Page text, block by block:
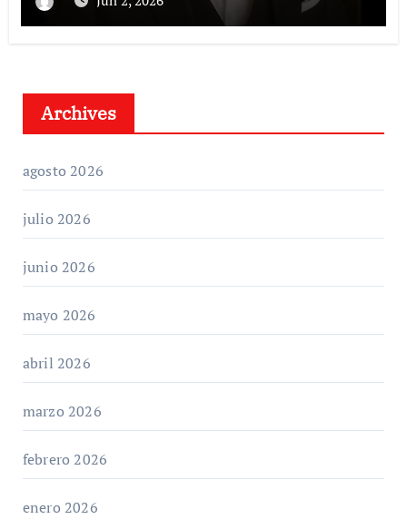
Archives
agosto 2026
julio 2026
junio 2026
mayo 2026
abril 2026
marzo 2026
febrero 2026
enero 2026